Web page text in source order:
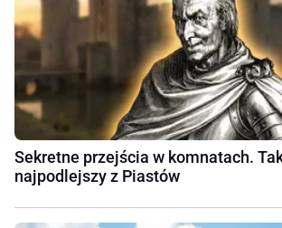
Sekretne przejścia w komnatach.
najpodlejszy z Piastów